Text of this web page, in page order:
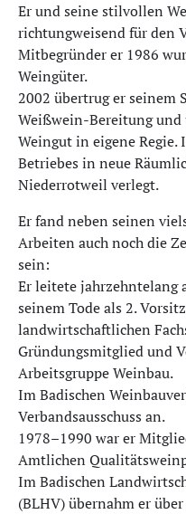
Er und seine stilvollen
richtungweisend für den
Mitbegründer er 1986
Weingüter.
2002 übertrug er seinem
Weißwein-Bereitung und
Weingut in eigene Regie.
Betriebes in neue
Niederrotweil verlegt.
Er fand neben seinen
Arbeiten auch noch die
sein:
Er leitete jahrzehntelang
seinem Tode als 2.
landwirtschaftlichen
Gründungsmitglied und
Arbeitsgruppe Weinbau.
Im Badischen
Verbandsausschuss an.
1978–1990 war er
Amtlichen
Im Badischen
(BLHV) übernahm er